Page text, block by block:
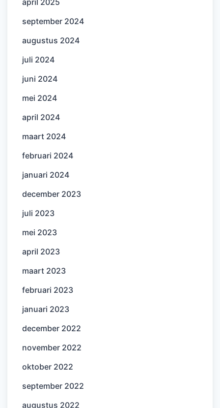
september 2024
augustus 2024
juli 2024
juni 2024
mei 2024
april 2024
maart 2024
februari 2024
januari 2024
december 2023
juli 2023
mei 2023
april 2023
maart 2023
februari 2023
januari 2023
december 2022
november 2022
oktober 2022
september 2022
augustus 2022